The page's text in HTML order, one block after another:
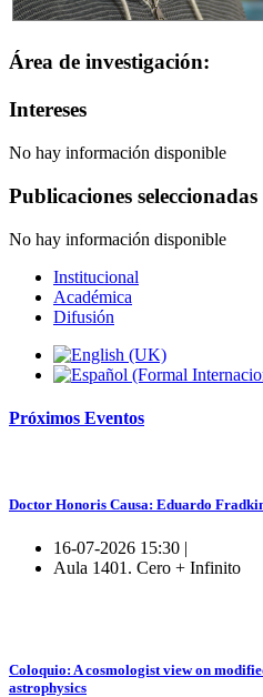
Área de investigación:
Intereses
No hay información disponible
Publicaciones seleccionadas
No hay información disponible
Institucional
Académica
Difusión
Próximos Eventos
Doctor Honoris Causa: Eduardo
16-07-2026 15:30 |
Aula 1401. Cero + Infinito
Coloquio: A cosmologist view on
astrophysics